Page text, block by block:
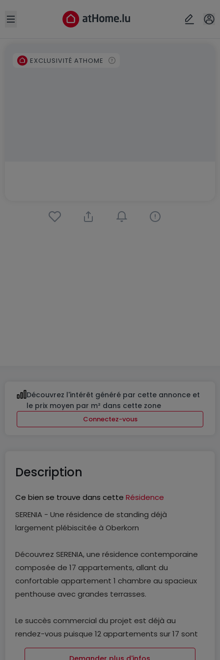
Open sidebar
EXCLUSIVITÉ ATHOME
Découvrez l'intérêt généré par cette annonce et
le prix moyen par m² dans cette zone
Connectez-vous
Description
Ce bien se trouve dans cette Résidence
SERENIA - Une résidence de standing déjà
largement plébiscitée à Oberkorn
Découvrez SERENIA, une résidence contemporaine
composée de 17 appartements, allant du
confortable appartement 1 chambre au spacieux
penthouse avec grandes terrasses.
Le succès commercial du projet est déjà au
rendez-vous puisque 12 appartements sur 17 sont
d'ores et déjà vendus, soit plus de 70 % de la